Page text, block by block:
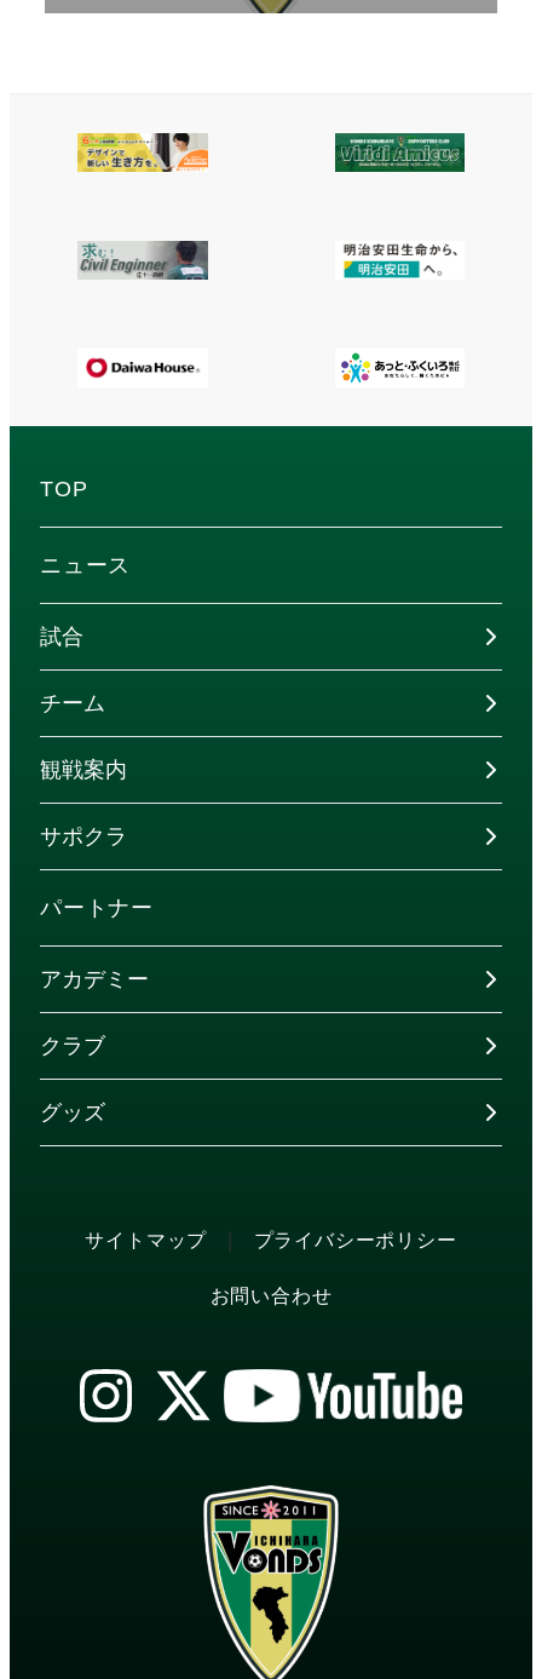
TOP
ニュース
試合
チーム
観戦案内
サポクラ
パートナー
アカデミー
クラブ
グッズ
サイトマップ | プライバシーポリシー
お問い合わせ